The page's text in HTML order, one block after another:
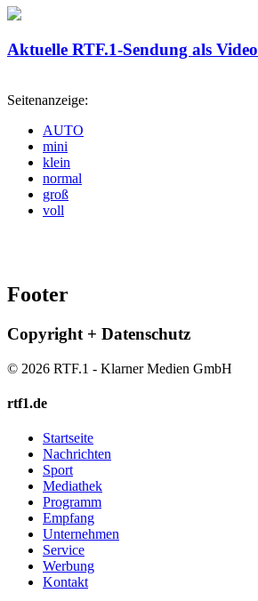
Aktuelle RTF.1-Sendung als Video
Seitenanzeige:
AUTO
mini
klein
normal
groß
voll
Footer
Copyright + Datenschutz
© 2026 RTF.1 - Klarner Medien GmbH
rtf1.de
Startseite
Nachrichten
Sport
Mediathek
Programm
Empfang
Unternehmen
Service
Werbung
Kontakt